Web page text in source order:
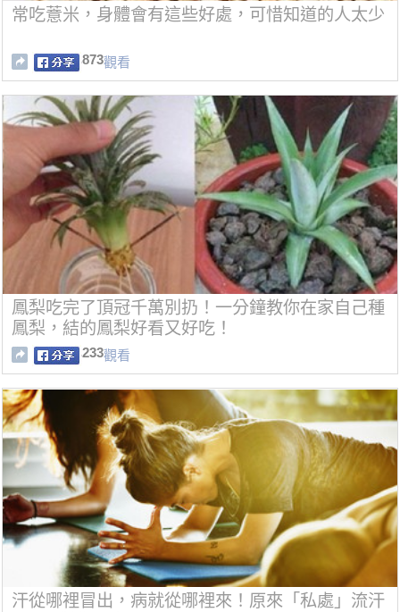
常吃薏米，身體會有這些好處，可惜知道的人太少
873觀看
鳳梨吃完了頂冠千萬別扔！一分鐘教你在家自己種
鳳梨，結的鳳梨好看又好吃！
233觀看
汗從哪裡冒出，病就從哪裡來！原來「私處」流汗